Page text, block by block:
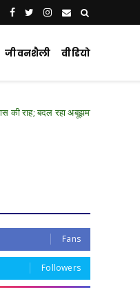
जीवनशैली वीडियो
अबूझमाड़ Chhattisgarh
Fans
Followers